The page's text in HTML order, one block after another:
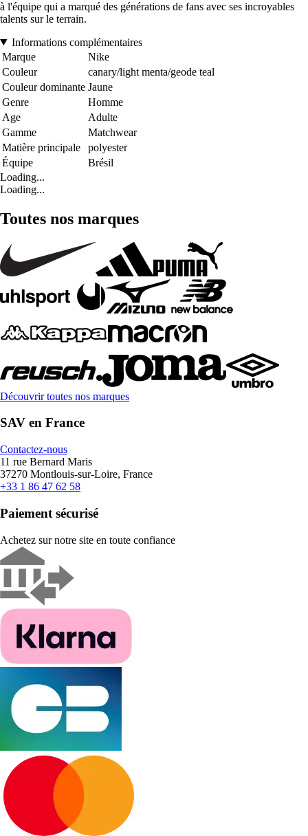
à l'équipe qui a marqué des générations de fans avec ses incroyables
talents sur le terrain.
Informations complémentaires
Marque
Nike
Couleur
canary/light menta/geode teal
Couleur dominante Jaune
Genre
Homme
Age
Adulte
Gamme
Matchwear
Matière principale
polyester
Équipe
Brésil
Loading...
Loading...
Toutes nos marques
Découvrir toutes nos marques
SAV en France
Contactez-nous
11 rue Bernard Maris
37270 Montlouis-sur-Loire, France
+33 1 86 47 62 58
Paiement sécurisé
Achetez sur notre site en toute confiance